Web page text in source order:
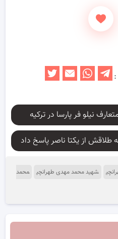
:
نیلو فر پارسا در ترکیه
شهید محمد مهدی طهرانچی
محمد